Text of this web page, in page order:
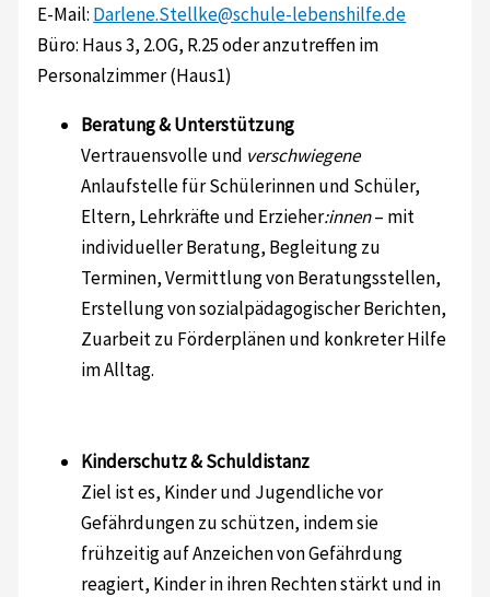
E-Mail: Darlene.Stellke@schule-lebenshilfe.de
Büro: Haus 3, 2.OG, R.25 oder anzutreffen im
Personalzimmer (Haus1)
Beratung & Unterstützung
Vertrauensvolle und verschwiegene
Anlaufstelle für Schülerinnen und Schüler,
Eltern, Lehrkräfte und Erzieher:innen– mit
individueller Beratung, Begleitung zu
Terminen, Vermittlung von Beratungsstellen,
Erstellung von sozialpädagogischer Berichten,
Zuarbeit zu Förderplänen und konkreter Hilfe
im Alltag.
Kinderschutz & Schuldistanz
Ziel ist es, Kinder und Jugendliche vor
Gefährdungen zu schützen, indem sie
frühzeitig auf Anzeichen von Gefährdung
reagiert, Kinder in ihren Rechten stärkt und in